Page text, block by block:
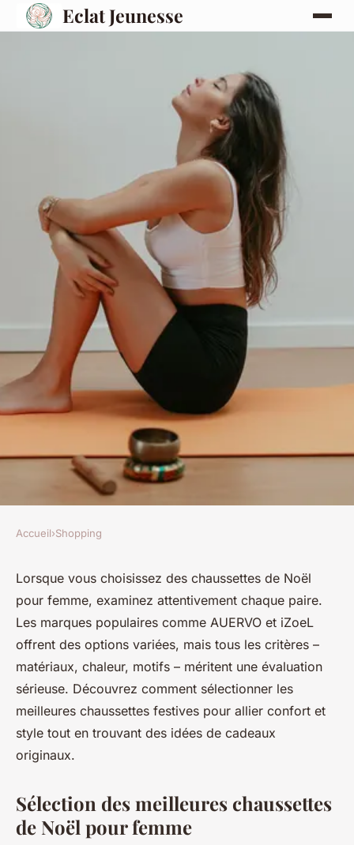
Eclat Jeunesse
SHOPPING
Chaussettes de noël pour
femme : vérifiez bien la paire
que vous voulez acheter
Lya•28 juillet 2024•6 min de lecture
Accueil›Shopping
Lorsque vous choisissez des chaussettes de Noël
pour femme, examinez attentivement chaque paire.
Les marques populaires comme AUERVO et iZoeL
offrent des options variées, mais tous les critères –
matériaux, chaleur, motifs – méritent une évaluation
sérieuse. Découvrez comment sélectionner les
meilleures chaussettes festives pour allier confort et
style tout en trouvant des idées de cadeaux
originaux.
Sélection des meilleures chaussettes
de Noël pour femme